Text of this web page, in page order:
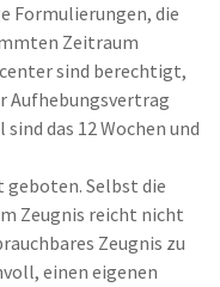
Formulierungen, die
Zeitraum
sind berechtigt,
Aufhebungsvertrag
das 12 Wochen und
geboten. Selbst die
Zeugnis reicht nicht
Zeugnis zu
einen eigenen